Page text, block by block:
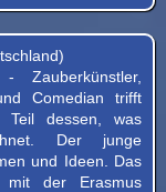
Zauberkünstler,
Comedian trifft
Teil dessen, was
Der junge
und Ideen. Das
der Erasmus